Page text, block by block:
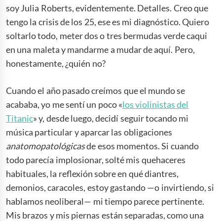
soy Julia Roberts, evidentemente. Detalles. Creo que
tengo la crisis de los 25, ese es mi diagnóstico. Quiero
soltarlo todo, meter dos o tres bermudas verde caqui
en una maleta y mandarme a mudar de aquí. Pero,
honestamente, ¿quién no?
Cuando el año pasado creímos que el mundo se
acababa, yo me sentí un poco «los violinistas del
Titanic» y, desde luego, decidí seguir tocando mi
música particular y aparcar las obligaciones
anatomopatológicasde esos momentos. Si cuando
todo parecía implosionar, solté mis quehaceres
habituales, la reflexión sobre en qué diantres,
demonios, caracoles, estoy gastando —o invirtiendo, si
hablamos neoliberal— mi tiempo parece pertinente.
Mis brazos y mis piernas están separadas, como una